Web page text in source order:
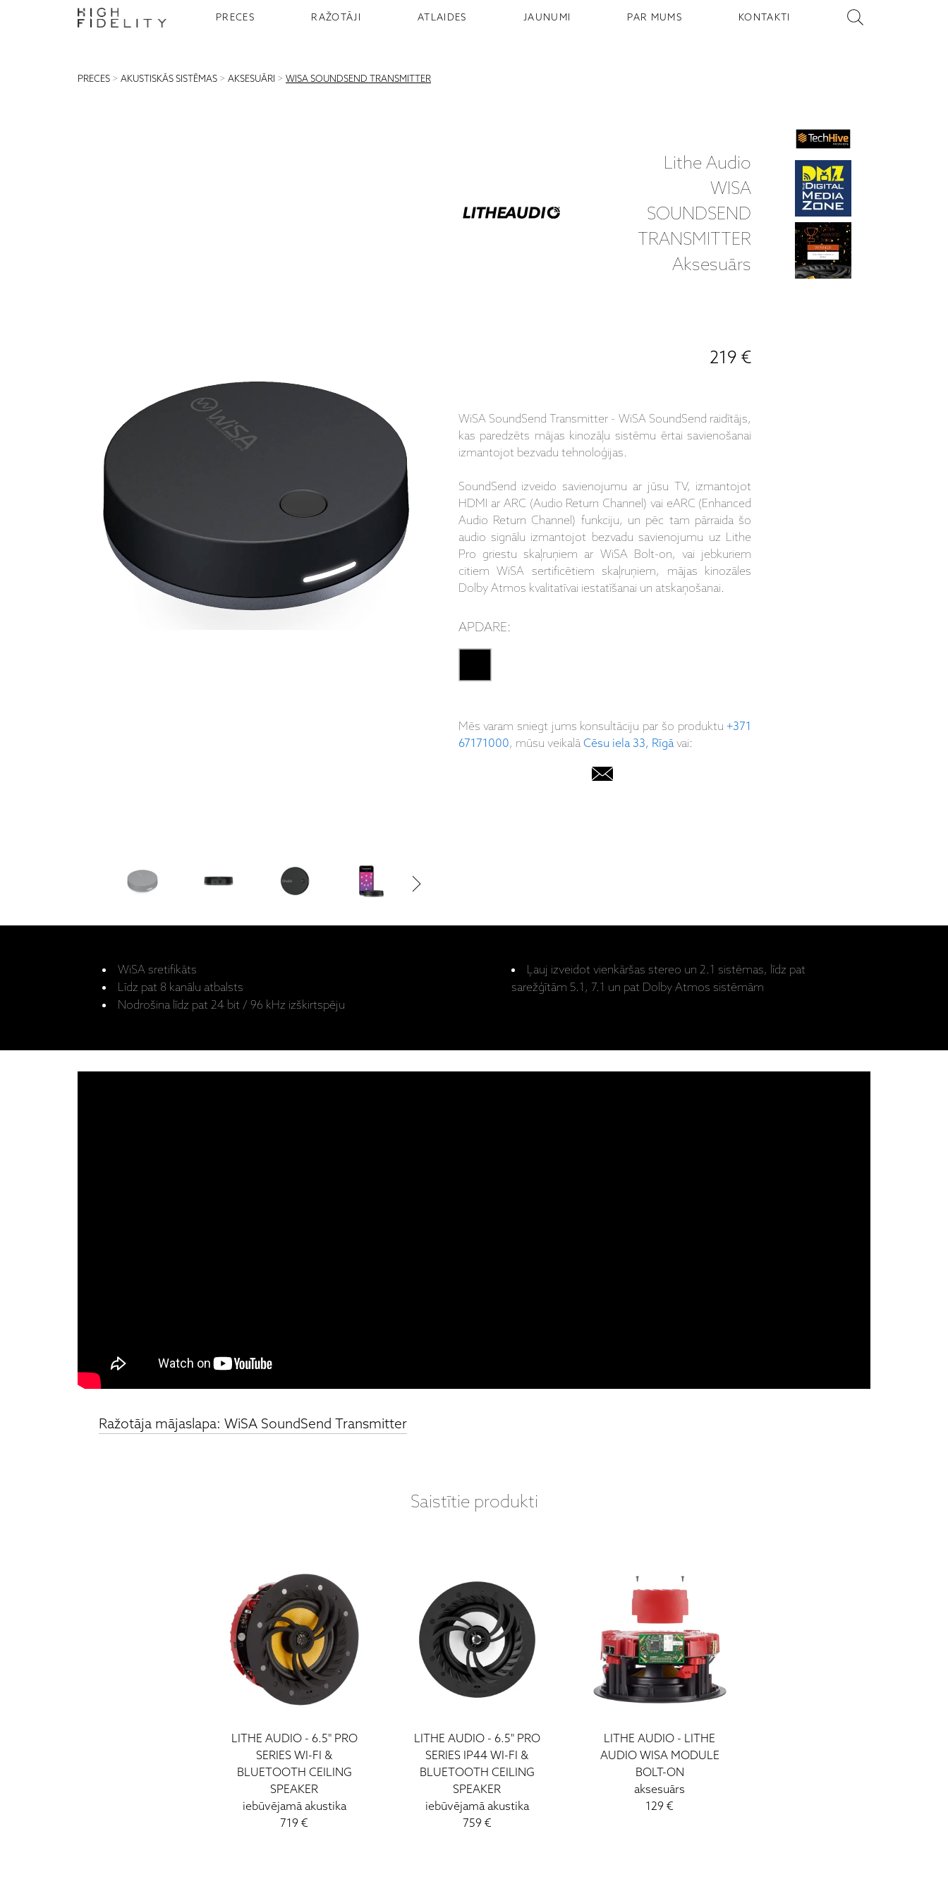
PRECES RAŽOTĀJI ATLAIDES JAUNUMI PAR MUMS KONTAKTI
PRECES > AKUSTISKĀS SISTĒMAS > AKSESUĀRI > WISA SOUNDSEND TRANSMITTER
Lithe Audio
WISA
SOUNDSEND
TRANSMITTER
Aksesuārs
219 €
WiSA SoundSend Transmitter - WiSA SoundSend raidītājs,
kas paredzēts mājas kinozāļu sistēmu ērtai savienošanai
izmantojot bezvadu tehnoloģijas.
SoundSend izveido savienojumu ar jūsu TV, izmantojot
HDMI ar ARC (Audio Return Channel) vai eARC (Enhanced
Audio Return Channel) funkciju, un pēc tam pārraida šo
audio signālu izmantojot bezvadu savienojumu uz Lithe
Pro griestu skaļruņiem ar WiSA Bolt-on, vai jebkuriem
citiem WiSA sertificētiem skaļruņiem, mājas kinozāles
Dolby Atmos kvalitatīvai iestatīšanai un atskaņošanai.
APDARE:
Mēs varam sniegt jums konsultāciju par šo produktu+371
67171000, mūsu veikalāCēsu iela 33, Rīgāvai:
WiSA sretifikāts
Līdz pat 8 kanālu atbalsts
Nodrošina līdz pat 24 bit / 96 kHz izškirtspēju
Ļauj izveidot vienkāršas stereo un 2.1 sistēmas, līdz pat
sarežģītām 5.1, 7.1 un pat Dolby Atmos sistēmām
Ražotāja mājaslapa: WiSA SoundSend Transmitter
Saistītie produkti
LITHE AUDIO - 6.5" PRO
SERIES WI-FI &
BLUETOOTH CEILING
SPEAKER
iebūvējamā akustika
719 €
LITHE AUDIO - 6.5" PRO
SERIES IP44 WI-FI &
BLUETOOTH CEILING
SPEAKER
iebūvējamā akustika
759 €
LITHE AUDIO - LITHE
AUDIO WISA MODULE
BOLT-ON
aksesuārs
129 €